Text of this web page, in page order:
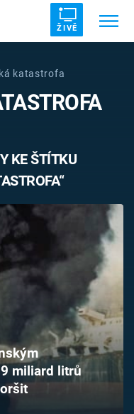
ŽIVĚ
VÁLKA
katastrofa
KE ŠTÍTKU
miliard litrů